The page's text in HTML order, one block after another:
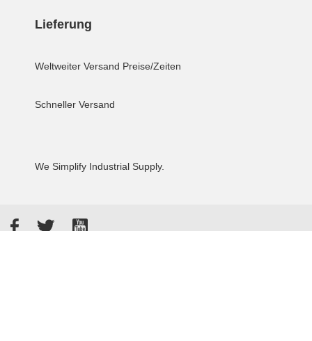
Lieferung
Weltweiter Versand Preise/Zeiten
Schneller Versand
We Simplify Industrial Supply.
FacebookTwitterYouTube